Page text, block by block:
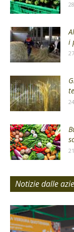
i
Notizie dalle